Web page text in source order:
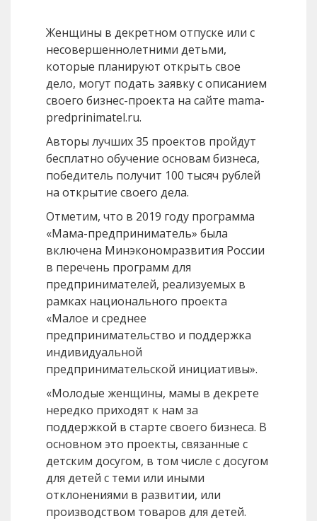
Женщины в декретном отпуске или с
несовершеннолетними детьми,
которые планируют открыть свое
дело, могут подать заявку с описанием
своего бизнес-проекта на сайте mama-
predprinimatel.ru.
Авторы лучших 35 проектов пройдут
бесплатно обучение основам бизнеса,
победитель получит 100 тысяч рублей
на открытие своего дела.
Отметим, что в 2019 году программа
«Мама-предприниматель» была
включена Минэкономразвития России
в перечень программ для
предпринимателей, реализуемых в
рамках национального проекта
«Малое и среднее
предпринимательство и поддержка
индивидуальной
предпринимательской инициативы».
«Молодые женщины, мамы в декрете
нередко приходят к нам за
поддержкой в старте своего бизнеса. В
основном это проекты, связанные с
детским досугом, в том числе с досугом
для детей с теми или иными
отклонениями в развитии, или
производством товаров для детей.